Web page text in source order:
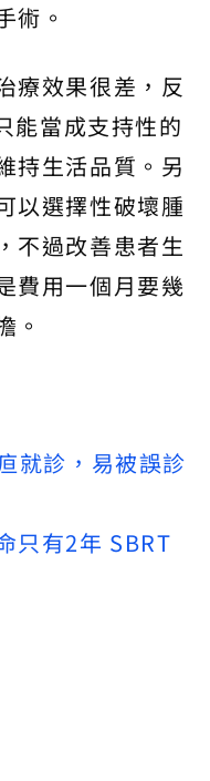
術。
療效果很差，反
能當成支持性的
持生活品質。另
以選擇性破壞腫
不過改善患者生
費用一個月要幾
。
就診，易被誤診
只有2年 SBRT